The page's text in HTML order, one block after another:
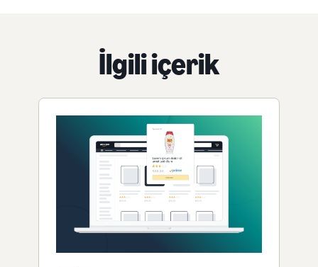
İlgili içerik